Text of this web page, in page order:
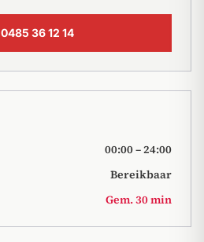
0485 36 12 14
00:00 – 24:00
Bereikbaar
Gem. 30 min